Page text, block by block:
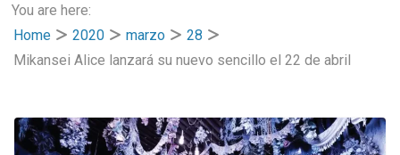
You are here:
Home
2020 marzo
28
Mikansei Alice lanzará su nuevo sencillo el 22 de abril